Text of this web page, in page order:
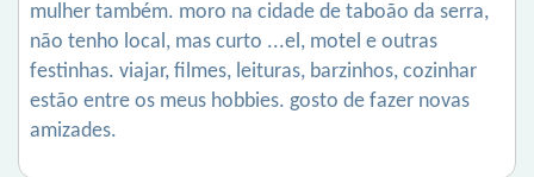
mulher também. moro na cidade de taboão da serra,
não tenho local, mas curto ...el, motel e outras
festinhas. viajar, filmes, leituras, barzinhos, cozinhar
estão entre os meus hobbies. gosto de fazer novas
amizades.